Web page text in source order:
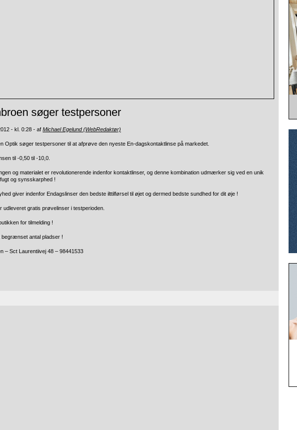
søger testpersoner
- kl. 0:28 - af Michael Egelund (WebRedaktør)
Optik søger testpersoner til at afprøve den nyeste En-dagskontaktlinse på markedet.
til -0,50 til -10,0.
og materialet er revolutionerende indenfor kontaktlinser, og denne kombination udmærker sig ved en unik
og synsskarphed !
giver indenfor Endagslinser den bedste ilttilførsel til øjet og dermed bedste sundhed for dit øje !
udleveret gratis prøvelinser i testperioden.
for tilmelding !
begrænset antal pladser !
– Sct Laurentiivej 48 – 98441533